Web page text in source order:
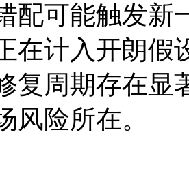
配可能触发新
在计入开朗假
复周期存在显
风险所在。